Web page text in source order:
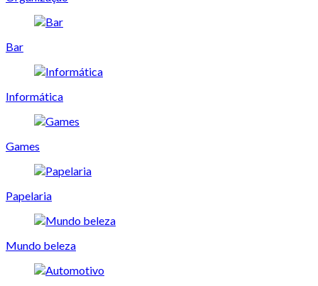
Bar
Informática
Games
Papelaria
Mundo beleza